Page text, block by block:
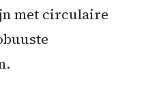
met circulaire